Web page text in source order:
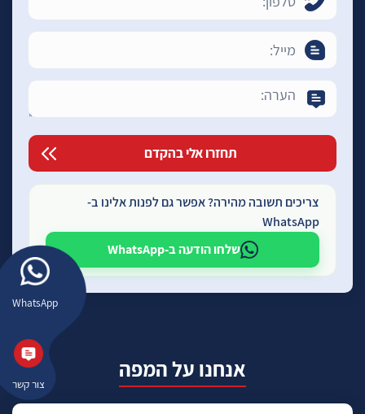
WhatsApp
צור קשר
צריכים תשובה מהירה? אפשר גם לפנות אלינו ב-
WhatsApp
שלחו הודעה ב-WhatsApp
אנחנו על המפה